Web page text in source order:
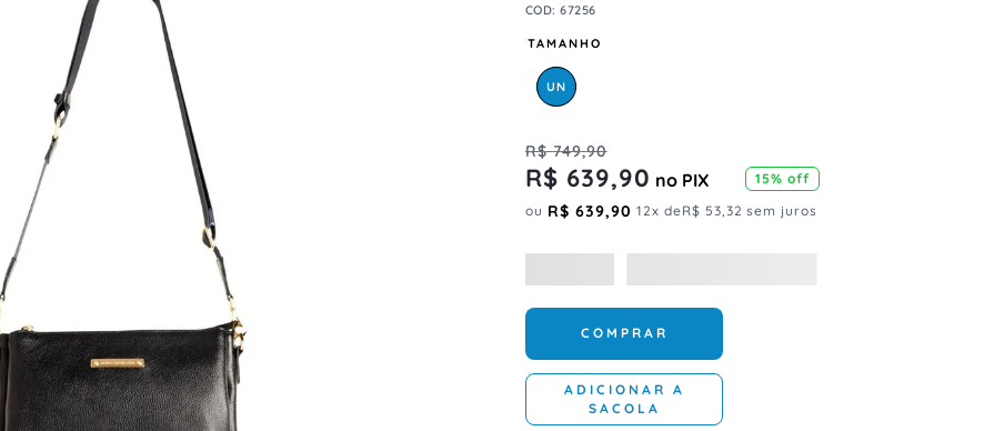
COD:67256
TAMANHO
UN
R$ 749,90
R$ 639,90 no PIX 15% off
ou R$ 639,90 12x deR$ 53,32 sem juros
COMPRAR
ADICIONAR A
SACOLA